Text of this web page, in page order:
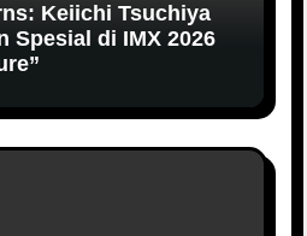
Keiichi Tsuchiya
Spesial di IMX 2026